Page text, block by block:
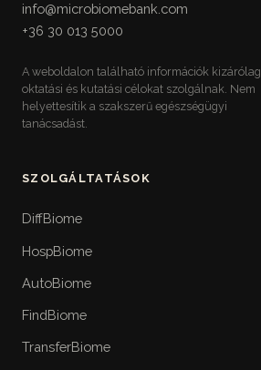
info@microbiomebank.com
+36 30 013 5000
A weboldalon található információk kizárólag
oktatási és kutatási célokat szolgálnak. Nem
helyettesítik a szakszerű egészségügyi
tanácsadást.
SZOLGÁLTATÁSOK
DiffBiome
HospBiome
AutoBiome
FindBiome
TransferBiome